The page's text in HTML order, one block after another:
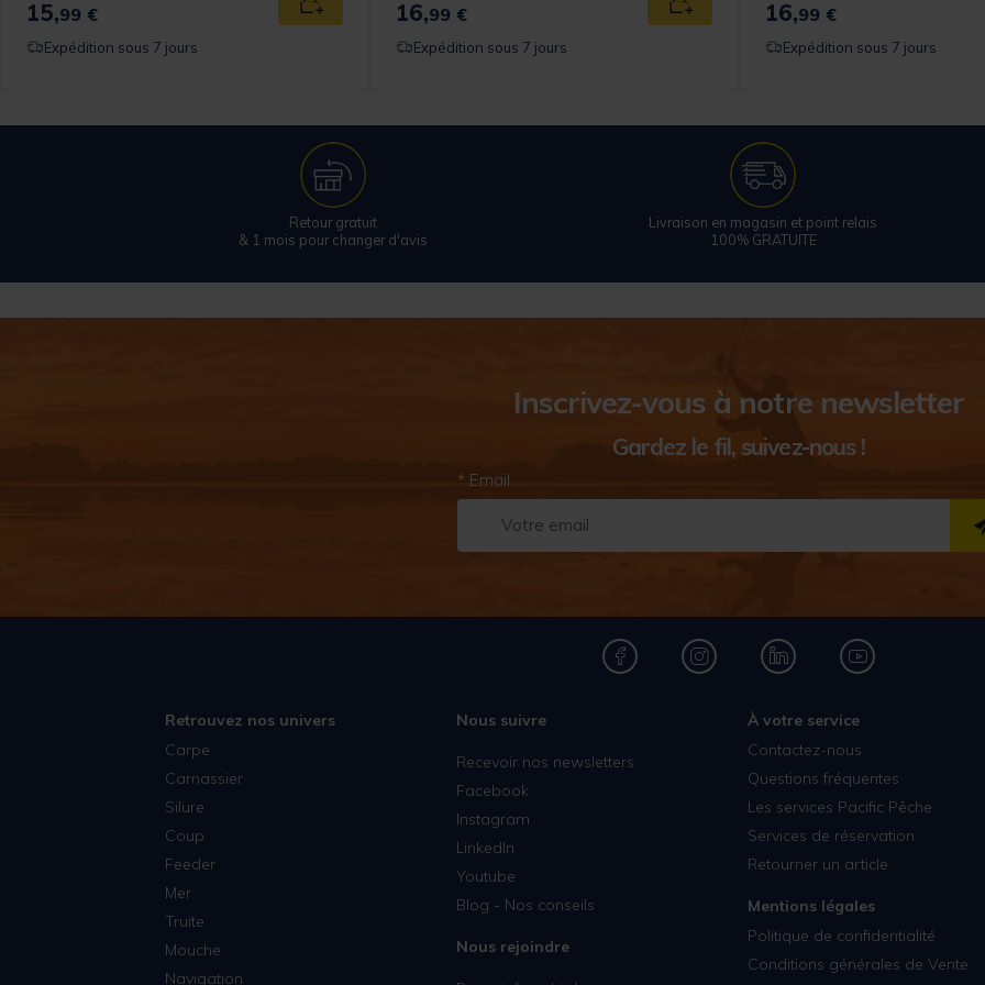
panier
15,99 € Ajouter au panier
Expédition sous 7 jours
16,99 € Ajouter au panier
Expédition sous 7 jours
16,99 €
Expédition sous 7 jours
Retour gratuit
& 1 mois pour changer d'avis
Livraison en magasin et point relais
100% GRATUITE
Inscrivez-vous à notre newsletter
Gardez le fil, suivez-nous !
* Email
Retrouvez nos univers
Carpe
Carnassier
Silure
Coup
Feeder
Mer
Truite
Mouche
Navigation
Nous suivre
Recevoir nos newsletters
Facebook
Instagram
LinkedIn
Youtube
Blog - Nos conseils
Nous rejoindre
À votre service
Contactez-nous
Questions fréquentes
Les services Pacific Pêche
Services de réservation
Retourner un article
Mentions légales
Politique de confidentialité
Conditions générales de Vente